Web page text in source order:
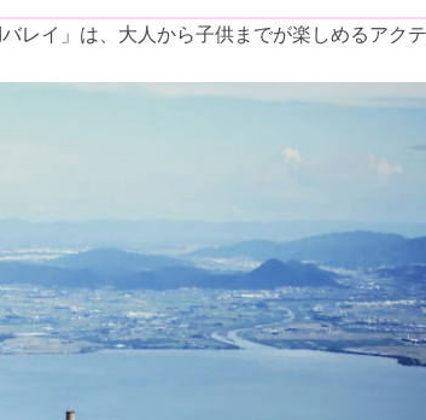
レイ」は、大人から子供までが楽しめるアク